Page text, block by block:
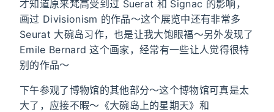
才知道原来梵高受到过 Suerat 和 Signac 的影响，
画过 Divisionism 的作品～这个展览中还有非常多
Seurat 大碗岛习作，也是让我大饱眼福～另外发现了
Emile Bernard 这个画家，经常有一些让人觉得很特
别的作品～
下午参观了博物馆的其他部分～这个博物馆可真是太
大了，应接不暇～《大碗岛上的星期天》和